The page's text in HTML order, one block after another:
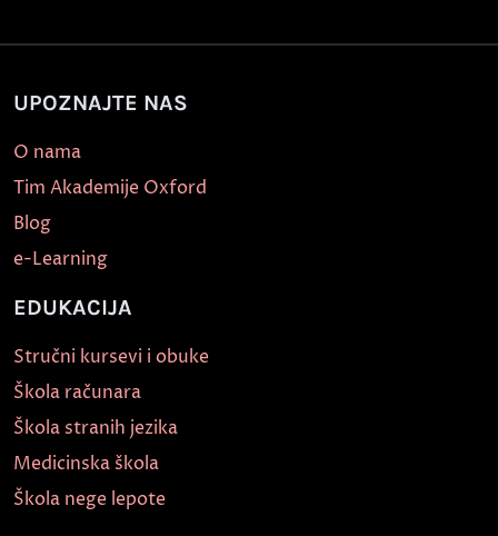
UPOZNAJTE NAS
O nama
Tim Akademije Oxford
Blog
e-Learning
EDUKACIJA
Stručni kursevi i obuke
Škola računara
Škola stranih jezika
Medicinska škola
Škola nege lepote